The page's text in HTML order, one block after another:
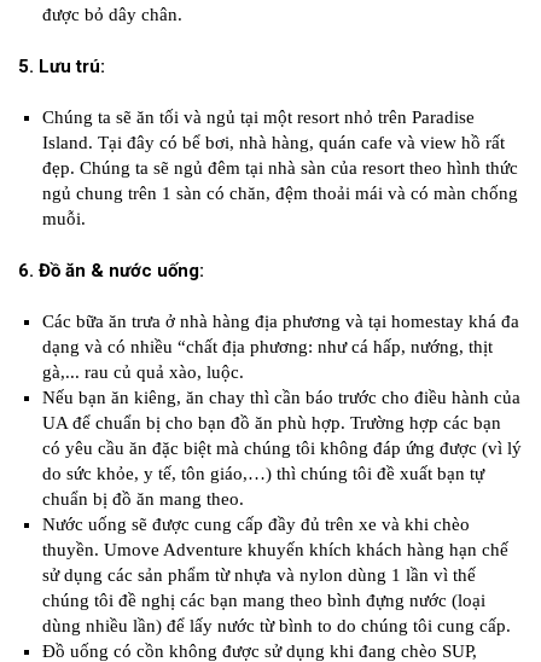
được bỏ dây chân.
5. Lưu trú:
Chúng ta sẽ ăn tối và ngủ tại một resort nhỏ trên Paradise
Island. Tại đây có bể bơi, nhà hàng, quán cafe và view hồ rất
đẹp. Chúng ta sẽ ngủ đêm tại nhà sàn của resort theo hình thức
ngủ chung trên 1 sàn có chăn, đệm thoải mái và có màn chống
muỗi.
6. Đồ ăn & nước uống:
Các bữa ăn trưa ở nhà hàng địa phương và tại homestay khá đa
dạng và có nhiều “chất địa phương: như cá hấp, nướng, thịt
gà,... rau củ quả xào, luộc.
Nếu bạn ăn kiêng, ăn chay thì cần báo trước cho điều hành của
UA để chuẩn bị cho bạn đồ ăn phù hợp. Trường hợp các bạn
có yêu cầu ăn đặc biệt mà chúng tôi không đáp ứng được (vì lý
do sức khỏe, y tế, tôn giáo,…) thì chúng tôi đề xuất bạn tự
chuẩn bị đồ ăn mang theo.
Nước uống sẽ được cung cấp đầy đủ trên xe và khi chèo
thuyền. Umove Adventure khuyến khích khách hàng hạn chế
sử dụng các sản phẩm từ nhựa và nylon dùng 1 lần vì thế
chúng tôi đề nghị các bạn mang theo bình đựng nước (loại
dùng nhiều lần) để lấy nước từ bình to do chúng tôi cung cấp.
Đồ uống có cồn không được sử dụng khi đang chèo SUP,